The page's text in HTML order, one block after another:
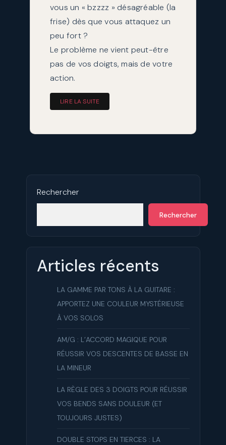
vous un « bzzzz » désagréable (la
frise) dès que vous attaquez un
peu fort ?
Le problème ne vient peut-être
pas de vos doigts, mais de votre
action.
LIRE LA SUITE
Rechercher
Rechercher
Articles récents
LA GAMME PAR TONS À LA GUITARE :
APPORTEZ UNE COULEUR MYSTÉRIEUSE
À VOS SOLOS
AM/G : L’ACCORD MAGIQUE POUR
RÉUSSIR VOS DESCENTES DE BASSE EN
LA MINEUR
LA RÈGLE DES 3 DOIGTS POUR RÉUSSIR
VOS BENDS SANS DOULEUR (ET
TOUJOURS JUSTES)
DOUBLE STOPS EN TIERCES : LA